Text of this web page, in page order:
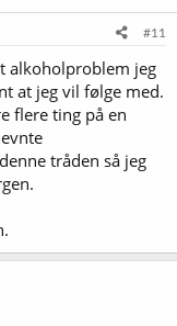
#11
alkoholproblem jeg
at jeg vil følge med.
flere ting på en
tråden så jeg